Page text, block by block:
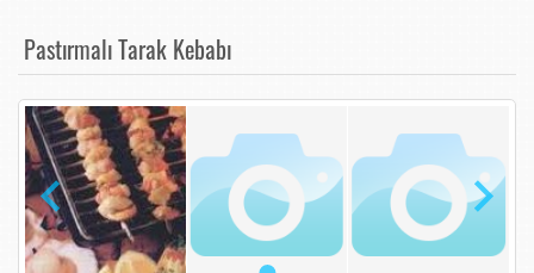
Pastırmalı Tarak Kebabı